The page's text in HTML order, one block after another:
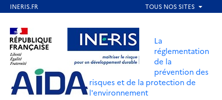
contenu
principal
Aller au contenu Aller au menu
Aller au pied de page
La
réglementation
de la
prévention des
risques et de la protection de
l'environnement